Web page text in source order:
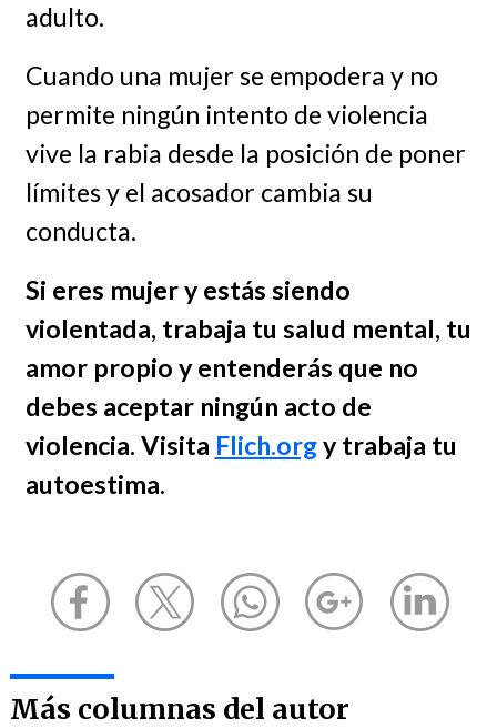
adulto.
Cuando una mujer se empodera y no
permite ningún intento de violencia
vive la rabia desde la posición de poner
límites y el acosador cambia su
conducta.
Si eres mujer y estás siendo
violentada, trabaja tu salud mental, tu
amor propio y entenderás que no
debes aceptar ningún acto de
violencia. Visita Flich.orgy trabaja tu
autoestima.
Más columnas del autor